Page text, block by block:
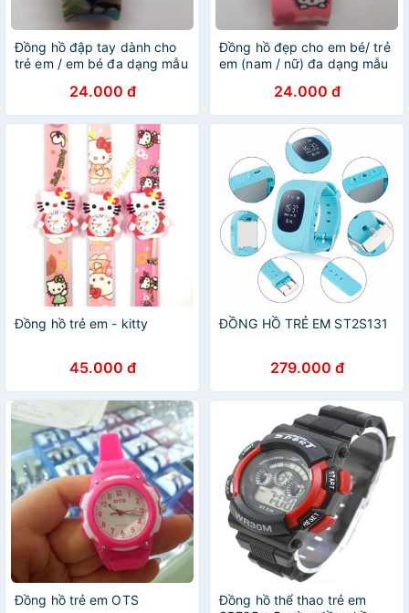
Đồng hồ đập tay dành cho
trẻ em / em bé đa dạng mẫu
24.000 đ
Đồng hồ đẹp cho em bé/ trẻ
em (nam / nữ) đa dạng mẫu
24.000 đ
Đồng hồ trẻ em - kitty
45.000 đ
ĐỒNG HỒ TRẺ EM ST2S131
279.000 đ
Đồng hồ trẻ em OTS
Đồng hồ thể thao trẻ em